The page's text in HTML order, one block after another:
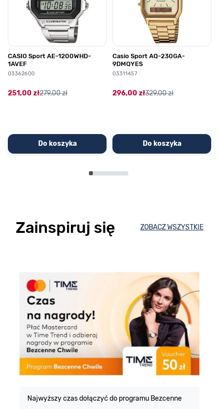
CASIO Sport AE-1200WHD-
1AVEF
03362600
251,00 zł279,00 zł
Do koszyka
Casio Sport AQ-230GA-
9DMQYES
03311457
296,00 zł329,00 zł
Do koszyka
Zainspiruj się ZOBACZ WSZYSTKIE
Najwyższy czas dołączyć do programu Bezcenne